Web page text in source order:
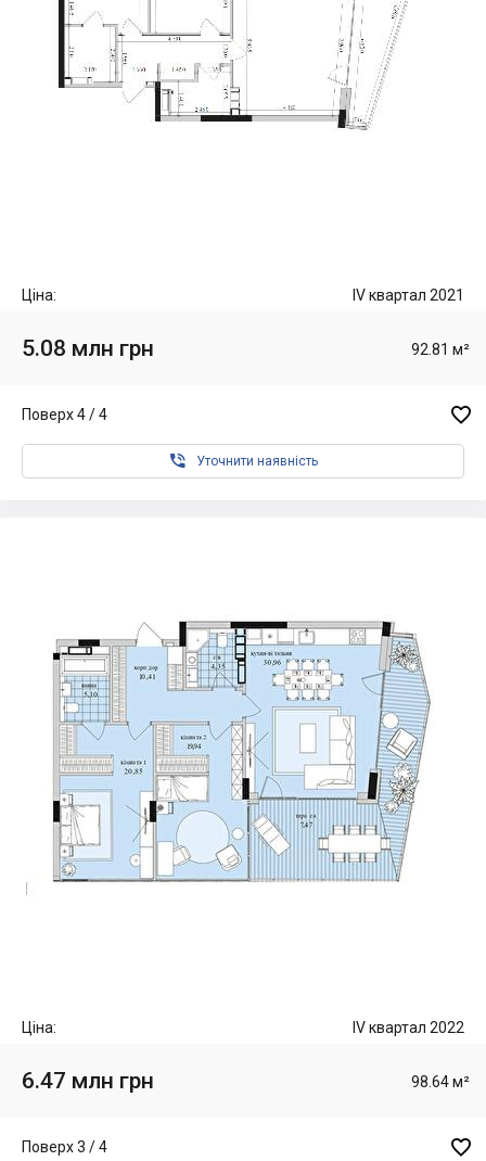
Ціна: IV квартал 2021
5.08 млн грн 92.81 м²
Поверх 4 / 4 
 Уточнити наявність
Ціна: IV квартал 2022
6.47 млн грн 98.64 м²
Поверх 3 / 4 